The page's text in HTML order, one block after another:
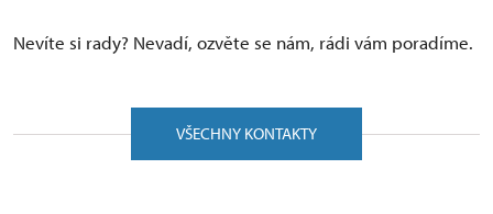
Nevíte si rady? Nevadí, ozvěte se nám, rádi vám poradíme.
VŠECHNY KONTAKTY